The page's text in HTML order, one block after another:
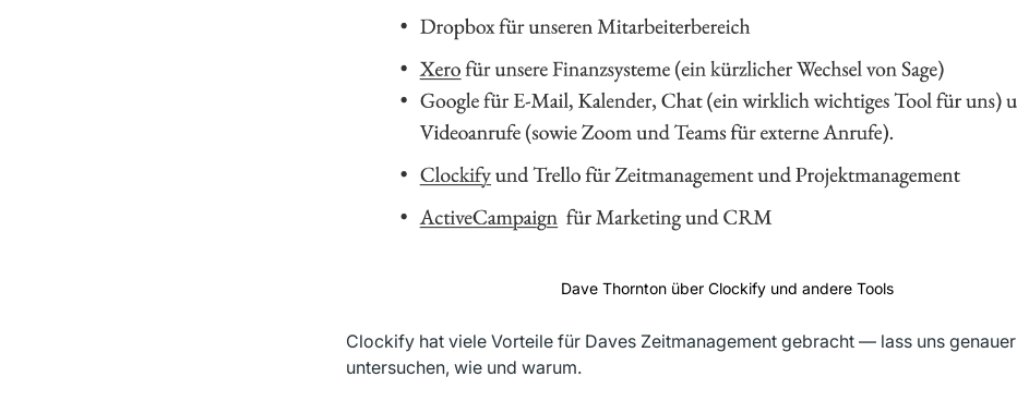
Dave Thornton über Clockify und andere Tools
Clockify hat viele Vorteile für Daves Zeitmanagement gebracht — lass uns genauer
untersuchen, wie und warum.